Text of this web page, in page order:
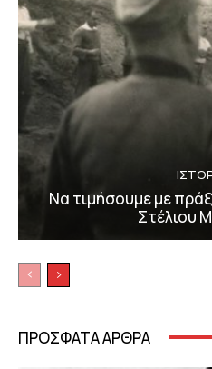
Να τιμήσουμε με
Στέλιου
ΠΡΟΣΦΑΤΑ ΑΡΘΡΑ